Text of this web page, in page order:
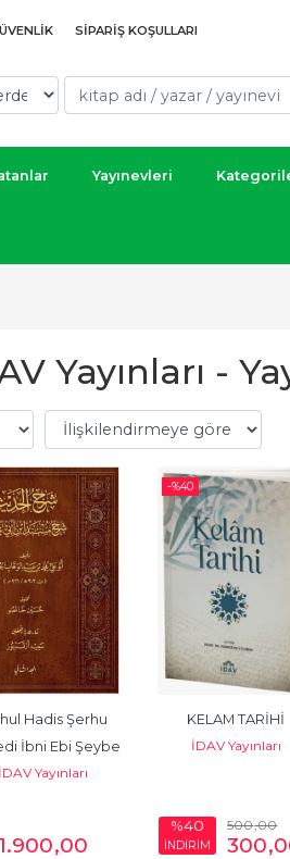
SIPARIŞ KOŞULLARI
Yayınevleri
Yayınları -
Hadis Şerhu
İbni Ebi Şeybe
İDAV Yayınları
1.900,00
-%40
KELAM TARİHİ
İDAV Yayınları
%40
İNDİRİM
500,00
300